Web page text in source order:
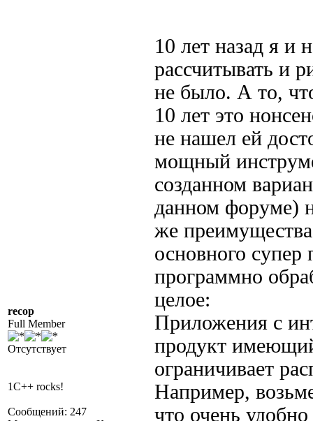
recop
Full Member
Отсутствует
1C++ rocks!
Сообщений: 247
10 лет назад я и
рассчитывать и
не было. А то,
10 лет это
не нашел ей
мощный
созданном
данном форуме)
же
основного
программно
целое:
Приложения с
продукт
ограничивает
Например,
что очень